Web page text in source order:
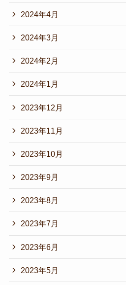
2024年4月
2024年3月
2024年2月
2024年1月
2023年12月
2023年11月
2023年10月
2023年9月
2023年8月
2023年7月
2023年6月
2023年5月